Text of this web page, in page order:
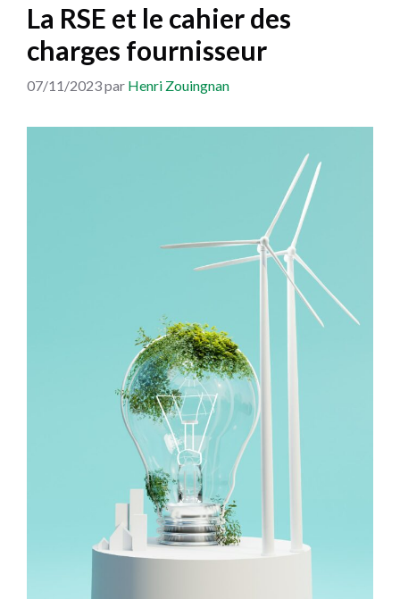
La RSE et le cahier des
charges fournisseur
07/11/2023par Henri Zouingnan